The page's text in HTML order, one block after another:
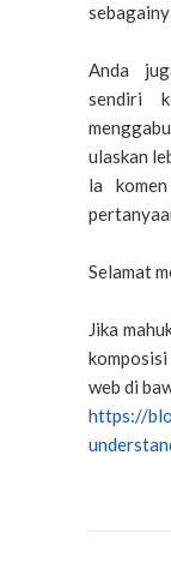
Anda
sendiri
ulaskan
la
Selamat
Jika
web di
https://